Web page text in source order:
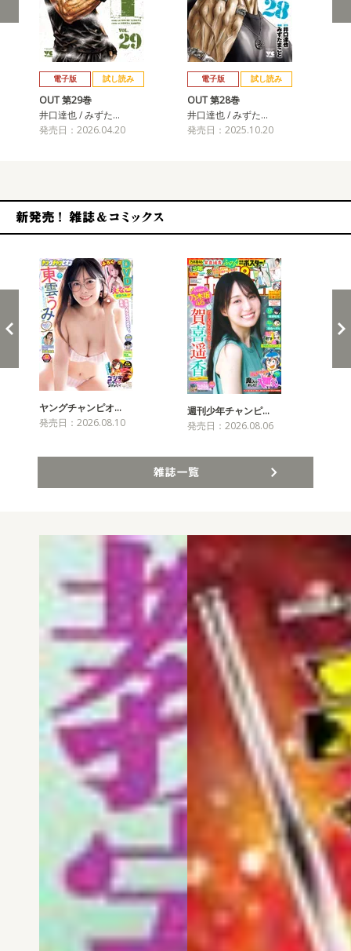
電子版 試し読み
OUT 第29巻
井口達也 / みずた…
発売日：2026.04.20
電子版 試し読み
OUT 第28巻
井口達也 / みずた…
発売日：2025.10.20
ヤングチャンピオ…
発売日：2026.08.10
週刊少年チャンピ…
発売日：2026.08.06